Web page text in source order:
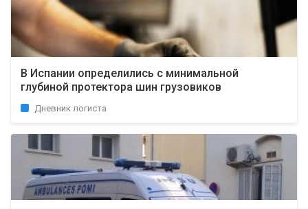
В Испании определились с минимальной
глубиной протектора шин грузовиков
Дневник логиста